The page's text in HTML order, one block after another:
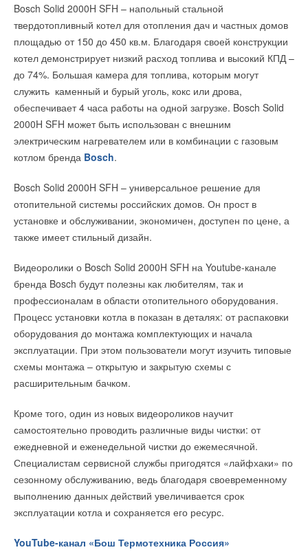
Bosch Solid 2000H SFH – напольный стальной
твердотопливный котел для отопления дач и частных домов
площадью от 150 до 450 кв.м. Благодаря своей конструкции
котел демонстрирует низкий расход топлива и высокий КПД –
до 74%. Большая камера для топлива, которым могут
служить каменный и бурый уголь, кокс или дрова,
обеспечивает 4 часа работы на одной загрузке. Bosch Solid
2000H SFH может быть использован с внешним
электрическим нагревателем или в комбинации с газовым
котлом бренда Bosch.
Bosch Solid 2000H SFH – универсальное решение для
отопительной системы российских домов. Он прост в
установке и обслуживании, экономичен, доступен по цене, а
также имеет стильный дизайн.
Видеоролики о Bosch Solid 2000H SFH на Youtube-канале
бренда Bosch будут полезны как любителям, так и
профессионалам в области отопительного оборудования.
Процесс установки котла в показан в деталях: от распаковки
оборудования до монтажа комплектующих и начала
эксплуатации. При этом пользователи могут изучить типовые
схемы монтажа – открытую и закрытую схемы с
расширительным бачком.
Кроме того, один из новых видеороликов научит
самостоятельно проводить различные виды чистки: от
ежедневной и еженедельной чистки до ежемесячной.
Специалистам сервисной службы пригодятся «лайфхаки» по
сезонному обслуживанию, ведь благодаря своевременному
выполнению данных действий увеличивается срок
эксплуатации котла и сохраняется его ресурс.
YouTube-канал «Бош Термотехника Россия»
«Универсальный детектор загрязнителей воздуха
“Спасатель”» — мошенники навязывают и продают за 6900
руб. Пострадавшими чаще всего становятся пожилые люди.
В паспорте завода-изготовителя указано, что прибор
выполнен не во взрывозащищенном исполнении,
в госреестр не занесен и не является средством измерения.
В ходе проверки выяснилось, что телефон, указанный в счет-
договоре, не отвечает. Сайт фирмы-продавца является
оборудования, который торгует, в том числе, и такими
анализаторами. А офис компании находится в Волгограде.
АО «МОСГАЗ» предупреждает, что проводит только
газового оборудования (ТО ВДГО) один раз в год
на основании договоров, заключаемых с управляющими
жилыми домами компаниями, и графиков проведения работ,
согласованных с префектурами административных округов
города Москвы, ознакомиться с которыми можно
на официальном сайте компании в разделе Населению.
Сотрудники АО «МОСГАЗ» при проведении указанных работ
со светоотражающими полосками и оранжевой кокеткой
с символикой «МОСГАЗ», всегда имеют удостоверение
работника предприятия с фотографией.
Читайте по теме:
НОВОСТИ СОК 5 АВГУСТА 2026
Министерства энергетики России и Правительства г. Москвы.
«Форум ENES является центральной площадкой страны для
подготовки решений в области государственной политики по
вопросам энергоэффективности и развития энергетики. В
этом году главная задача - подготовка инициатив на 2018-
2025 гг. Ключевые темы: повышение энергоэффективности
экономики, устойчивое развитие городов, инновационное
развитие инфраструктуры микро поселений, формирование
независимых и научно-обоснованных сценариев развития
потребителей. Мы ожидаем конкретных и проработанных
предложений от всех участников деловой программы.
Приглашаем всех присоединиться к этой работе», - отметил
замминистра энергетики России Антон Инюцын.
Участие в мероприятиях ENES-2016 примут свыше 10 тыс.
представителей федеральных и региональных органов
государственной власти, национальных и иностранных
отраслевых компаний, научного и экспертного сообщества,
молодежи.
В рамках форума запланирована насыщенная деловая
программа, в том числе состоится встреча мэров российских
энергоэффективности и устойчивого развития городов,
встреча главных инженеров компаний ТЭК, Всероссийское
совещание «О ходе подготовки субъектов электроэнергетики
к работе в осенне-зимний период 2016-2017 гг.»,
Всероссийское совещание по вопросам
энергоэффективности в ЖКХ и бюджетном секторе.
победителей Всероссийского конкурса реализованных